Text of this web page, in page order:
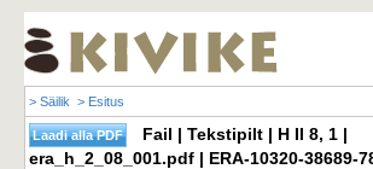
> Säilik > Esitus
Fail | Tekstipilt | H II 8, 1 |
era_h_2_08_001.pdf | ERA-10320-38689-